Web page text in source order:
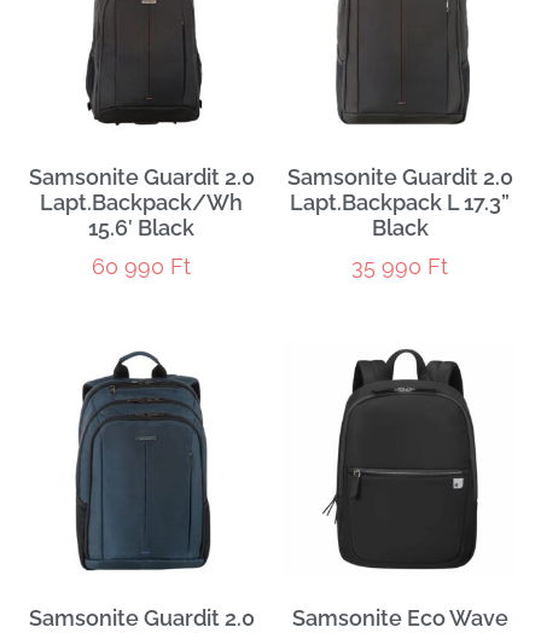
Samsonite Guardit 2.0
Lapt.Backpack/Wh
15.6′ Black
60 990 Ft
Samsonite Guardit 2.0
Lapt.Backpack L 17.3”
Black
35 990 Ft
Samsonite Guardit 2.0
Samsonite Eco Wave